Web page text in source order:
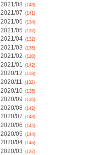
2021/08 (143)
2021/07 (141)
2021/06 (134)
2021/05 (137)
2021/04 (132)
2021/03 (135)
2021/02 (120)
2021/01 (142)
2020/12 (133)
2020/11 (132)
2020/10 (135)
2020/09 (135)
2020/08 (142)
2020/07 (143)
2020/06 (145)
2020/05 (144)
2020/04 (146)
2020/03 (137)